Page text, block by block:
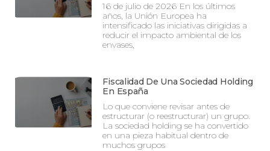
16 de julio de 2026 En los últimos
años, la Unión Europea ha
intensificado las iniciativas dirigidas a
reducir el impacto ambiental de los
envases,
Fiscalidad De Una Sociedad Holding
En España
Lo que conviene revisar antes de
estructurar (o reestructurar) un grupo.
La sociedad holding se ha convertido
en una pieza habitual dentro de
muchos grupos